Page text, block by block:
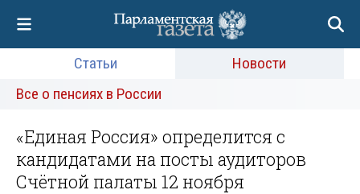
Статьи
Новости
Все о пенсиях в России
«Единая Россия» определится с
кандидатами на посты аудиторов
Счётной палаты 12 ноября